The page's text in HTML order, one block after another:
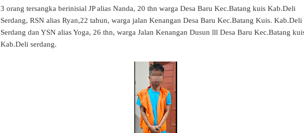
3 orang tersangka berinisial JP alias Nanda, 20 thn warga Desa Baru Kec.Batang kuis Kab.Deli
Serdang, RSN alias Ryan,22 tahun, warga jalan Kenangan Desa Baru Kec.Batang Kuis. Kab.Deli
Serdang dan YSN alias Yoga, 26 thn, warga Jalan Kenangan Dusun lll Desa Baru Kec.Batang
Kab.Deli serdang.